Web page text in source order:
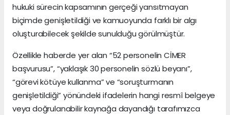
hukuki sürecin kapsamının gerçeği yansıtmayan
biçimde genişletildiği ve kamuoyunda farklı bir algı
oluşturabilecek şekilde sunulduğu görülmüştür.
Özellikle haberde yer alan “52 personelin CİMER
başvurusu”, “yaklaşık 30 personelin sözlü beyanı”,
“görevi kötüye kullanma” ve “soruşturmanın
genişletildiği” yönündeki ifadelerin hangi resmî belgeye
veya doğrulanabilir kaynağa dayandığı tarafımızca